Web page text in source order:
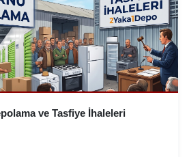
ve Tasfiye İhaleleri